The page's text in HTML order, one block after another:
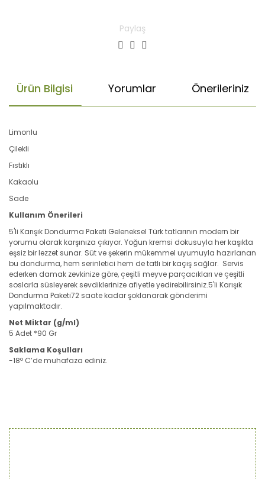
Paylaş
Ürün Bilgisi Yorumlar Önerileriniz
Limonlu
Çilekli
Fıstıklı
Kakaolu
Sade
Kullanım Önerileri
5'li Karışık Dondurma Paketi Geleneksel Türk tatlarının modern bir
yorumu olarak karşınıza çıkıyor. Yoğun kremsi dokusuyla her kaşıkta
eşsiz bir lezzet sunar. Süt ve şekerin mükemmel uyumuyla hazırlanan
bu dondurma, hem serinletici hem de tatlı bir kaçış sağlar. Servis
ederken damak zevkinize göre, çeşitli meyve parçacıkları ve çeşitli
soslarla süsleyerek sevdiklerinize afiyetle yedirebilirsiniz.5'li Karışık
Dondurma Paketi72 saate kadar şoklanarak gönderimi
yapılmaktadır.
Net Miktar (g/ml)
5 Adet *90 Gr
Saklama Koşulları
-18o C’de muhafaza ediniz.
Bu ürüne ilk yorumu siz yapın!